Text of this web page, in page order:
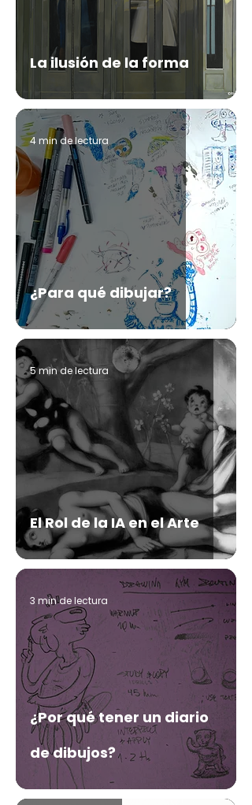
La ilusión de la forma
¿Para qué dibujar?
4 min de lectura
El Rol de la IA en el Arte
5 min de lectura
¿Por qué tener un diario
de dibujos?
3 min de lectura